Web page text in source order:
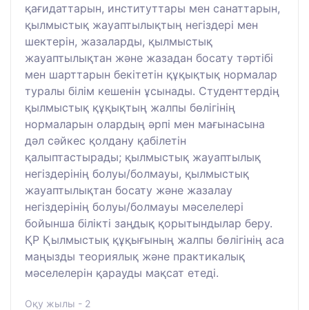
қағидаттарын, институттары мен санаттарын,
қылмыстық жауаптылықтың негіздері мен
шектерін, жазаларды, қылмыстық
жауаптылықтан және жазадан босату тәртібі
мен шарттарын бекітетін құқықтық нормалар
туралы білім кешенін ұсынады. Студенттердің
қылмыстық құқықтың жалпы бөлігінің
нормаларын олардың әрпі мен мағынасына
дәл сәйкес қолдану қабілетін
қалыптастырады; қылмыстық жауаптылық
негіздерінің болуы/болмауы, қылмыстық
жауаптылықтан босату және жазалау
негіздерінің болуы/болмауы мәселелері
бойынша білікті заңдық қорытындылар беру.
ҚР Қылмыстық құқығының жалпы бөлігінің аса
маңызды теориялық және практикалық
мәселелерін қарауды мақсат етеді.
Оқу жылы - 2